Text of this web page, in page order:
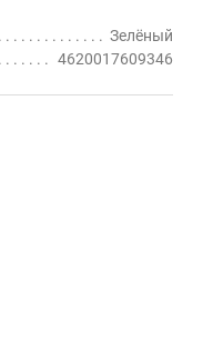
Зелёный
4620017609346